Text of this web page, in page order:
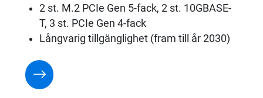
2 st. M.2 PCIe Gen 5-fack, 2 st. 10GBASE-
T, 3 st. PCIe Gen 4-fack
Långvarig tillgänglighet (fram till år 2030)